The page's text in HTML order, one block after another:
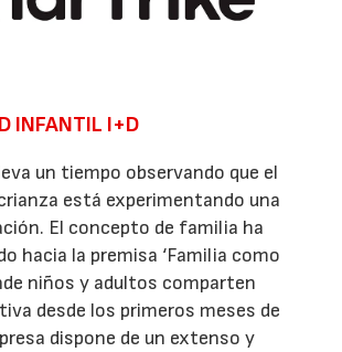
INFANTIL I+D
un tiempo observando que el
está experimentando una
El concepto de familia ha
hacia la premisa ‘Familia como
niños y adultos comparten
desde los primeros meses de
dispone de un extenso y